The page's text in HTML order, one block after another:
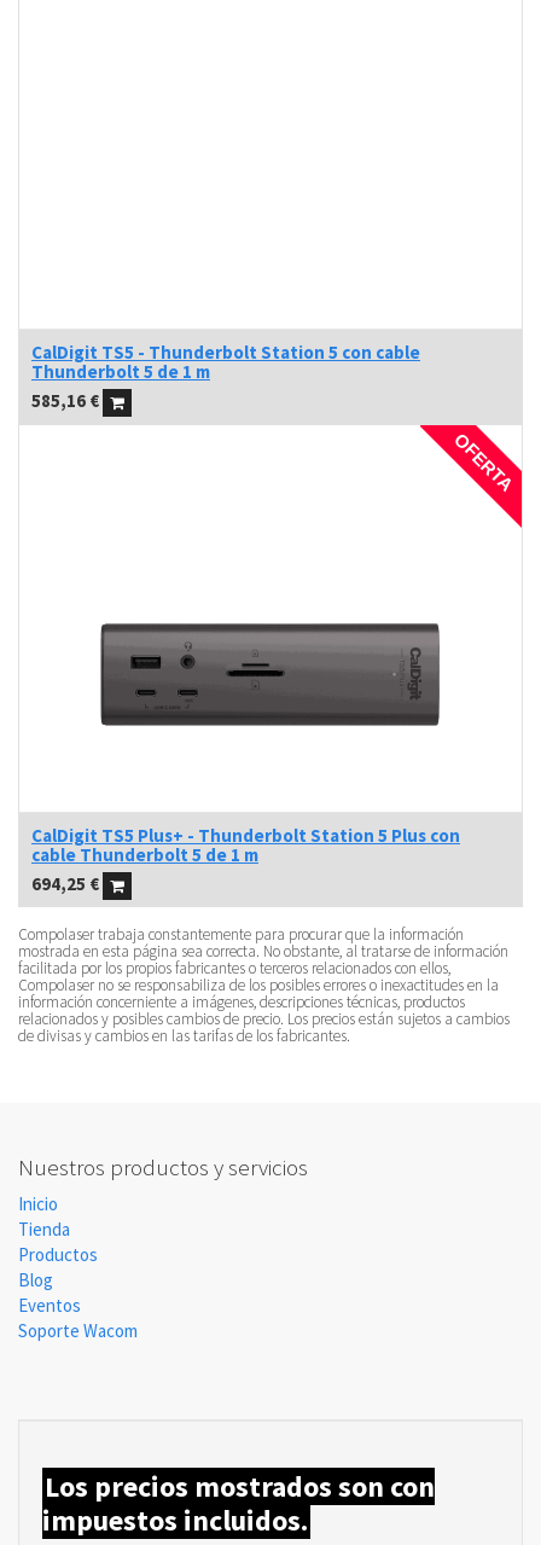
CalDigit TS5 - Thunderbolt Station 5 con cable
Thunderbolt 5 de 1 m
585,16 €
OFERTA
CalDigit TS5 Plus+ - Thunderbolt Station 5 Plus con
cable Thunderbolt 5 de 1 m
694,25 €
Compolaser trabaja constantemente para procurar que la información
mostrada en esta página sea correcta. No obstante, al tratarse de información
facilitada por los propios fabricantes o terceros relacionados con ellos,
Compolaser no se responsabiliza de los posibles errores o inexactitudes en la
información concerniente a imágenes, descripciones técnicas, productos
relacionados y posibles cambios de precio. Los precios están sujetos a cambios
de divisas y cambios en las tarifas de los fabricantes.
Nuestros productos y servicios
Inicio
Tienda
Productos
Blog
Eventos
Soporte Wacom
Los precios mostrados son con
impuestos incluidos.